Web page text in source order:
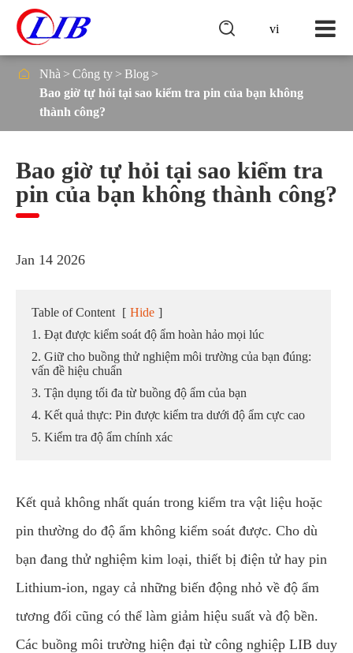
vi

 Nhà Công ty
Blog
Bao giờ tự hỏi tại sao kiểm tra pin của bạn không
thành công?
Bao giờ tự hỏi tại sao kiểm tra
pin của bạn không thành công?
Jan 14 2026
Table of Content [ Hide ]
1. Đạt được kiểm soát độ ẩm hoàn hảo mọi lúc
2. Giữ cho buồng thử nghiệm môi trường của bạn đúng:
vấn đề hiệu chuẩn
3. Tận dụng tối đa từ buồng độ ẩm của bạn
4. Kết quả thực: Pin được kiểm tra dưới độ ẩm cực cao
5. Kiểm tra độ ẩm chính xác
Kết quả không nhất quán trong kiểm tra vật liệu hoặc
pin thường do độ ẩm không kiểm soát được. Cho dù
bạn đang thử nghiệm kim loại, thiết bị điện tử hay pin
Lithium-ion, ngay cả những biến động nhỏ về độ ẩm
tương đối cũng có thể làm giảm hiệu suất và độ bền.
Các buồng môi trường hiện đại từ công nghiệp LIB duy